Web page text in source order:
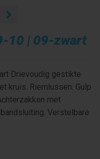
10 | 09-zwart
Drievoudig gestikte
kruis. Riemlussen. Gulp
met
Verstelbare